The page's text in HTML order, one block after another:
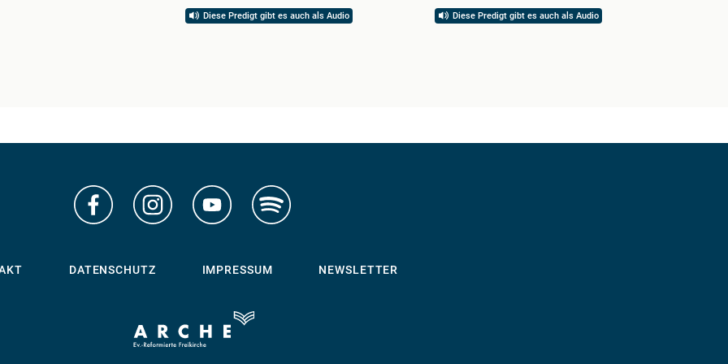
Diese Predigt gibt es auch als Audio Diese Predigt gibt es auch als Audio
DATENSCHUTZ IMPRESSUM NEWSLETTER